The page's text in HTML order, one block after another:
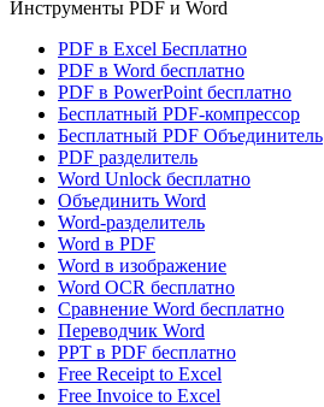
Инструменты PDF и Word
PDF в Excel Бесплатно
PDF в Word бесплатно
PDF в PowerPoint бесплатно
Бесплатный PDF-компрессор
Бесплатный PDF Объединитель
PDF разделитель
Word Unlock бесплатно
Объединить Word
Word-разделитель
Word в PDF
Word в изображение
Word OCR бесплатно
Сравнение Word бесплатно
Переводчик Word
PPT в PDF бесплатно
Free Receipt to Excel
Free Invoice to Excel